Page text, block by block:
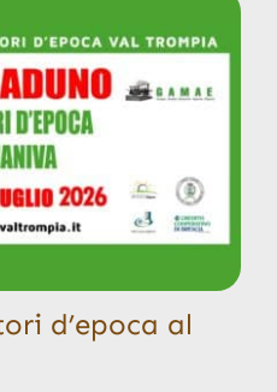
d’epoca al